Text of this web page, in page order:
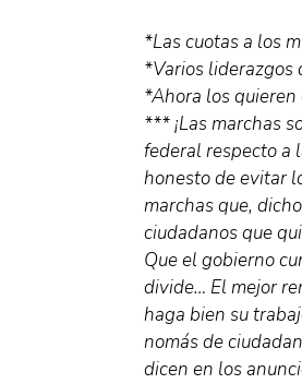
*Las cuotas a los
*Varios liderazgos
*Ahora los quieren
*** ¡Las marchas
federal respecto a
honesto de evitar
marchas que,
ciudadanos que
Que el gobierno
divide… El mejor
haga bien su
nomás de
dicen en los